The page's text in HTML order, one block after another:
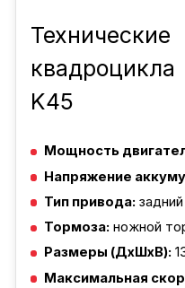
квадроцикла
K45
Мощность
Напряжение
Тип привода: задний
Тормоза: ножной
Размеры (ДxШxВ):
Максимальная